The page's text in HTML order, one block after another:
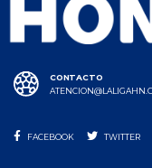
CONTACTO
FACEBOOK TWITTER